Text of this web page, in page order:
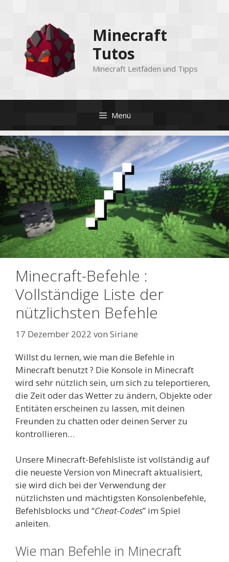
springen
Minecraft
Tutos
Minecraft Leitfäden und Tipps
Menü
Minecraft-Befehle :
Vollständige Liste der
nützlichsten Befehle
17 Dezember 2022 von Siriane
Willst du lernen, wie man die Befehle in
Minecraft benutzt ? Die Konsole in Minecraft
wird sehr nützlich sein, um sich zu teleportieren,
die Zeit oder das Wetter zu ändern, Objekte oder
Entitäten erscheinen zu lassen, mit deinen
Freunden zu chatten oder deinen Server zu
kontrollieren…
Unsere Minecraft-Befehlsliste ist vollständig auf
die neueste Version von Minecraft aktualisiert,
sie wird dich bei der Verwendung der
nützlichsten und mächtigsten Konsolenbefehle,
Befehlsblocks und “Cheat-Codes” im Spiel
anleiten.
Wie man Befehle in Minecraft